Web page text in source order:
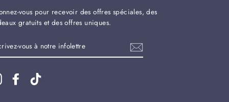
vous pour recevoir des offres spéciales, des
gratuits et des offres uniques.
InstagramFacebook